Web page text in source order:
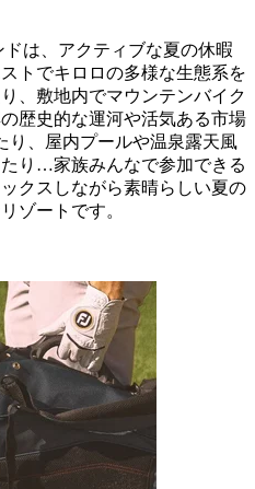
は、アクティブな夏の休暇
トでキロロの多様な生態系を
、敷地内でマウンテンバイク
歴史的な運河や活気ある市場
り、屋内プールや温泉露天風
り…家族みんなで参加できる
クスしながら素晴らしい夏の
ゾートです。